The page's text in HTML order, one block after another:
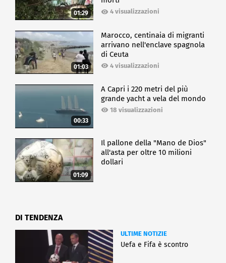
01:29 4 visualizzazioni
01:03
Marocco, centinaia di migranti
arrivano nell'enclave spagnola
di Ceuta
4 visualizzazioni
00:33
A Capri i 220 metri del più
grande yacht a vela del mondo
18 visualizzazioni
01:09
Il pallone della "Mano de Dios"
all'asta per oltre 10 milioni
dollari
DI TENDENZA
ULTIME NOTIZIE
Uefa e Fifa è scontro